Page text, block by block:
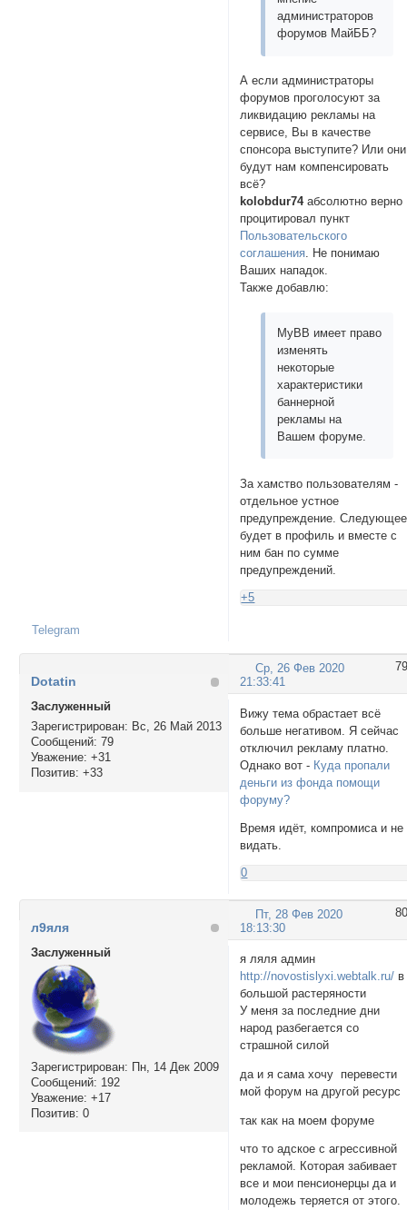
администраторов
форумов МайББ?
А если администраторы
форумов проголосуют за
ликвидацию рекламы на
сервисе, Вы в качестве
спонсора выступите? Или они
будут нам компенсировать
всё?
kolobdur74абсолютно верно
процитировал пункт
Пользовательского
соглашения. Не понимаю
Ваших нападок.
Также добавлю:
MyBB имеет право
изменять
некоторые
характеристики
баннерной
рекламы на
Вашем форуме.
За хамство пользователям -
отдельное устное
предупреждение. Следующее
будет в профиль и вместе с
ним бан по сумме
предупреждений.
+5
Telegram
79
Ср, 26 Фев 2020
21:33:41
Dotatin
Заслуженный
Зарегистрирован: Вс, 26 Май 2013
Сообщений: 79
Уважение: +31
Позитив: +33
Вижу тема обрастает всё
больше негативом. Я сейчас
отключил рекламу платно.
Однако вот - Куда пропали
деньги из фонда помощи
форуму?
Время идёт, компромиса и не
видать.
0
80
Пт, 28 Фев 2020
18:13:30
л9яля
Заслуженный
Зарегистрирован: Пн, 14 Дек 2009
Сообщений: 192
Уважение: +17
Позитив: 0
я ляля админ
http://novostislyxi.webtalk.ru/ в
большой растеряности
У меня за последние дни
народ разбегается со
страшной силой
да и я сама хочу перевести
мой форум на другой ресурс
так как на моем форуме
что то адское с агрессивной
рекламой. Которая забивает
все и мои пенсионерцы да и
молодежь теряется от этого.